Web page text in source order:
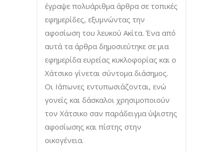
έγραψε πολυάριθμα άρθρα σε τοπικές
εφημερίδες, εξυμνώντας την
αφοσίωση του λευκού Ακίτα. Ένα από
αυτά τα άρθρα δημοσιεύτηκε σε μια
εφημερίδα ευρείας κυκλοφορίας και ο
Χάτσικο γίνεται σύντομα διάσημος.
Οι Ιάπωνες εντυπωσιάζονται, ενώ
γονείς και δάσκαλοι χρησιμοποιούν
τον Χάτσικο σαν παράδειγμα ύψιστης
αφοσίωσης και πίστης στην
οικογένεια.